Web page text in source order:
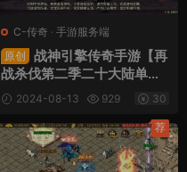
C-传奇 · 手游服务端
原创
战神引擎传奇手游【再
战杀伐第二季二十大陆单职
业完整版】Win一键服务端
+安卓苹果双端+GM授权后
台+视频架设教程
2024-08-13 929 30
荐